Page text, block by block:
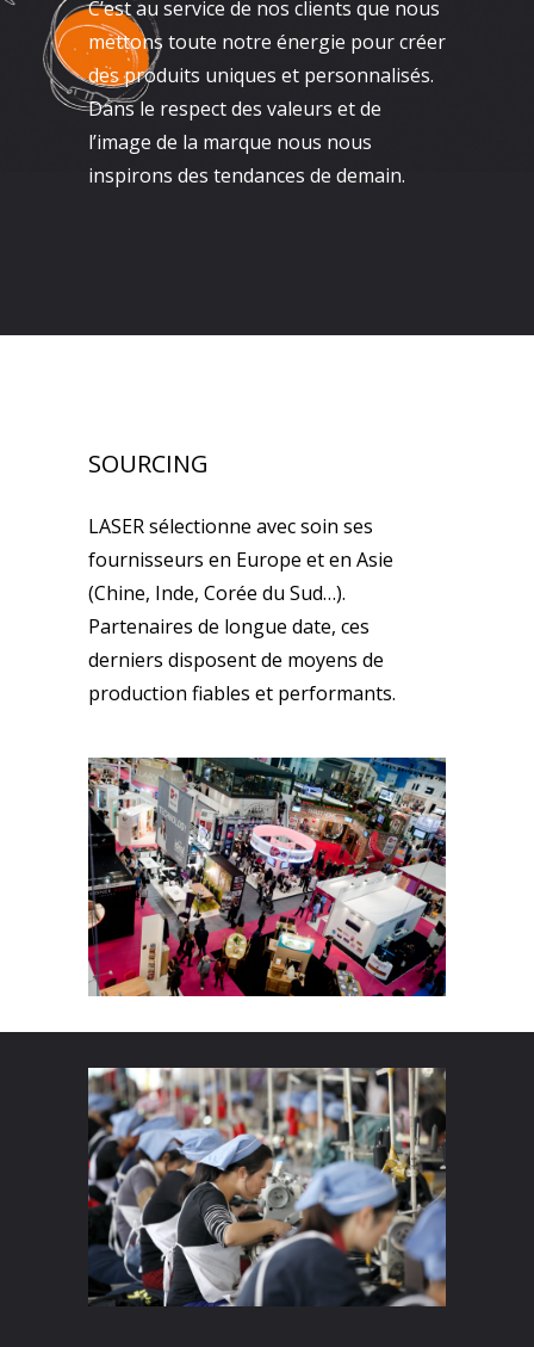
C’est au service de nos clients que nous
mettons toute notre énergie pour créer
des produits uniques et personnalisés.
Dans le respect des valeurs et de
l’image de la marque nous nous
inspirons des tendances de demain.
SOURCING
LASER sélectionne avec soin ses
fournisseurs en Europe et en Asie
(Chine, Inde, Corée du Sud…).
Partenaires de longue date, ces
derniers disposent de moyens de
production fiables et performants.